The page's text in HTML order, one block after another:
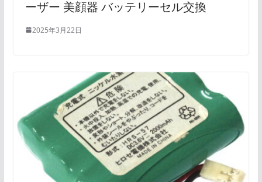
ーザー 美顔器 バッテリーセル交換
2025年3月22日